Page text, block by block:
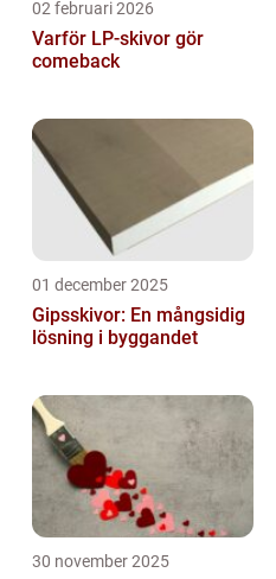
02 februari 2026
Varför LP-skivor gör
comeback
01 december 2025
Gipsskivor: En mångsidig
lösning i byggandet
30 november 2025